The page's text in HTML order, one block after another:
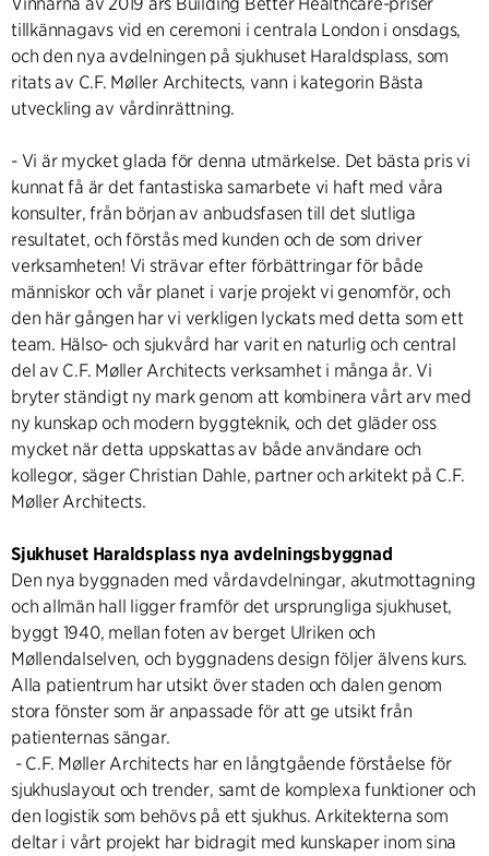
tillkännagavs vid en ceremoni i centrala London i onsdags,
och den nya avdelningen på sjukhuset Haraldsplass, som
ritats av C.F. Møller Architects, vann i kategorin Bästa
utveckling av vårdinrättning.
- Vi är mycket glada för denna utmärkelse. Det bästa pris vi
kunnat få är det fantastiska samarbete vi haft med våra
konsulter, från början av anbudsfasen till det slutliga
resultatet, och förstås med kunden och de som driver
verksamheten! Vi strävar efter förbättringar för både
människor och vår planet i varje projekt vi genomför, och
den här gången har vi verkligen lyckats med detta som ett
team. Hälso- och sjukvård har varit en naturlig och central
del av C.F. Møller Architects verksamhet i många år. Vi
bryter ständigt ny mark genom att kombinera vårt arv med
ny kunskap och modern byggteknik, och det gläder oss
mycket när detta uppskattas av både användare och
kollegor, säger Christian Dahle, partner och arkitekt på C.F.
Møller Architects.
Sjukhuset Haraldsplass nya avdelningsbyggnad
Den nya byggnaden med vårdavdelningar, akutmottagning
och allmän hall ligger framför det ursprungliga sjukhuset,
byggt 1940, mellan foten av berget Ulriken och
Møllendalselven, och byggnadens design följer älvens kurs.
Alla patientrum har utsikt över staden och dalen genom
stora fönster som är anpassade för att ge utsikt från
patienternas sängar.
- C.F. Møller Architects har en långtgående förståelse för
sjukhuslayout och trender, samt de komplexa funktioner och
den logistik som behövs på ett sjukhus. Arkitekterna som
deltar i vårt projekt har bidragit med kunskaper inom sina